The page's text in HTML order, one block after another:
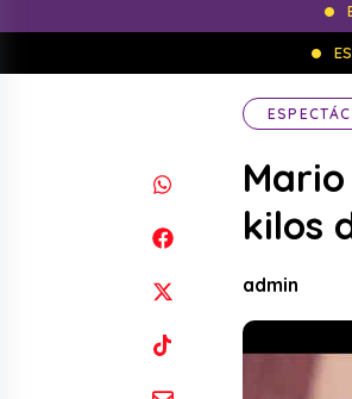
kilos
admin